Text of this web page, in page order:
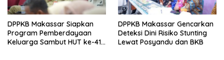
DPPKB Makassar Siapkan
Program Pemberdayaan
Keluarga Sambut HUT ke-418
DPPKB Makassar Gencarkan
Deteksi Dini Risiko Stunting
Lewat Posyandu dan BKB